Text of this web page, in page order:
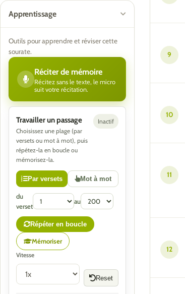
Apprentissage
Outils pour apprendre et réviser cette
sourate.
Réciter de mémoire
Récitez sans le texte, le micro
suit votre récitation.
Travailler un passage
Choisissez une plage (par
versets ou mot à mot), puis
répétez-la en boucle ou
mémorisez-la.
Inactif
Par versets Mot à mot
du
verset
au
Répéter en boucle
Mémoriser
Vitesse
Reset
9
10
11
12